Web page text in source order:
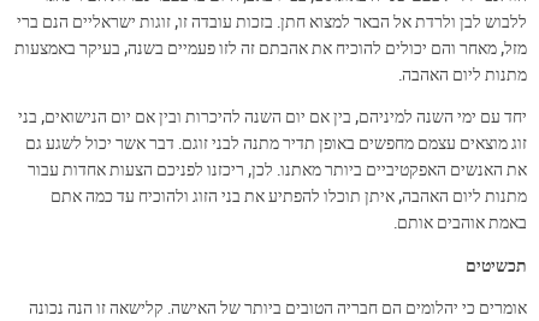
ללבוש לבן ולרדת אל הבאר למצוא חתן. בזכות עובדה זו, זוגות ישראליים הנם ברי
מזל, מאחר והם יכולים להוכיח את אהבתם זה לזו פעמיים בשנה, בעיקר באמצעות
מתנות ליום האהבה.
יחד עם ימי השנה למיניהם, בין אם יום השנה להיכרות ובין אם יום הנישואים, בני
זוג מוצאים עצמם מחפשים באופן תדיר מתנה לבני זוגם. דבר אשר יכול לשגע גם
את האנשים האפקטיביים ביותר מאתנו. לכן, ריכזנו לפניכם הצעות אחדות עבור
מתנות ליום האהבה, איתן תוכלו להפתיע את בני הזוג ולהוכיח עד כמה אתם
באמת אוהבים אותם.
תכשיטים
אומרים כי יהלומים הם חבריה הטובים ביותר של האישה. קלישאה זו הנה נכונה